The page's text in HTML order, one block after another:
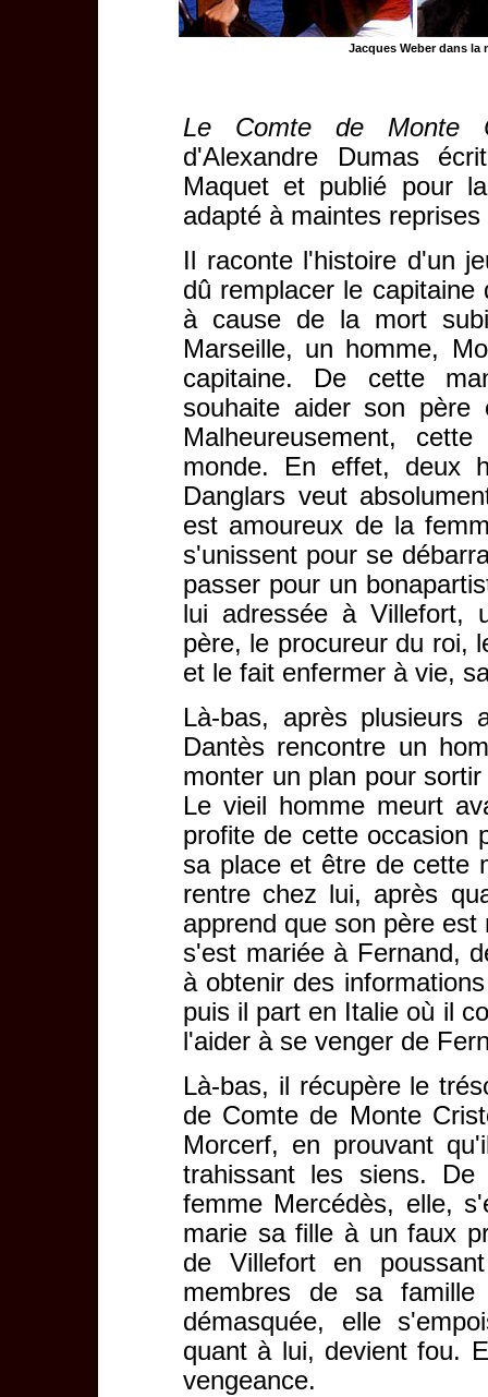
Jacques Weber dans la
Le Comte de Monte
d'Alexandre Dumas
Maquet et publié pour
adapté à maintes
Il raconte l'histoire d'un
dû remplacer le
à cause de la mort
Marseille, un homme,
capitaine. De cette
souhaite aider son père
Malheureusement,
monde. En effet, deux
Danglars veut
est amoureux de la
s'unissent pour se
passer pour un
lui adressée à Villefort,
père, le procureur du roi,
et le fait enfermer à vie,
Là-bas, après plusieurs
Dantès rencontre un
monter un plan pour
Le vieil homme meurt
profite de cette occasion
sa place et être de cette
rentre chez lui, après
apprend que son père
s'est mariée à Fernand,
à obtenir des
puis il part en Italie où il
l'aider à se venger de
Là-bas, il récupère le
de Comte de Monte
Morcerf, en prouvant
trahissant les siens.
femme Mercédès, elle,
marie sa fille à un faux
de Villefort en
membres de sa
démasquée, elle
quant à lui, devient fou.
vengeance.